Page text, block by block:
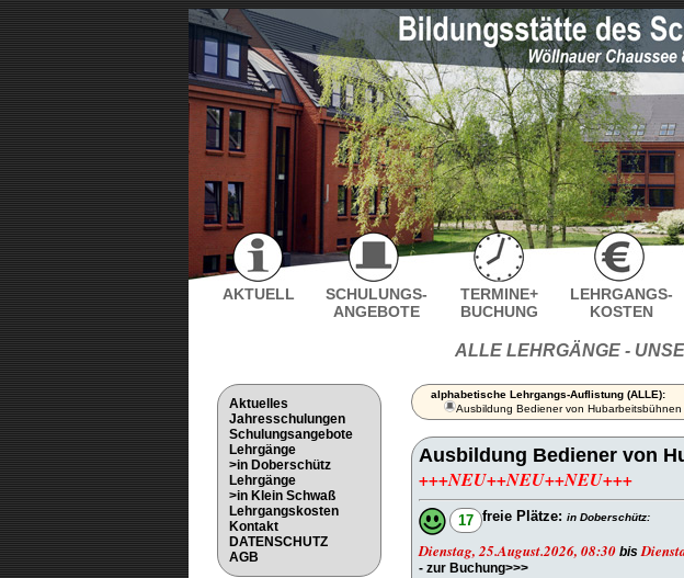
AKTUELL
SCHULUNGS-
ANGEBOTE
TERMINE+
BUCHUNG
LEHRGANGS-
KOSTEN
Aktuelles
Jahresschulungen
Schulungsangebote
Lehrgänge
>in Doberschütz
Lehrgänge
>in Klein Schwaß
Lehrgangskosten
Kontakt
DATENSCHUTZ
AGB
ALLE LEHRGÄNGE -
alphabetische Lehrgangs-Auflistung (ALLE):
Ausbildung Bediener von
Ausbildung Bediener von
+++NEU++NEU++NEU+++
17 freie Plätze: in Doberschütz:
Dienstag, 25.August.2026, 08:30 bis
- zur Buchung>>>